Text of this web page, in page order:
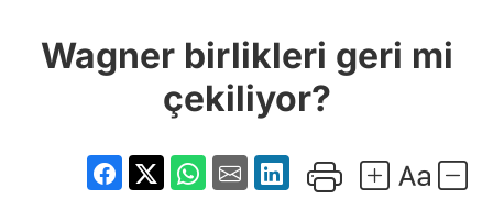
çekiliyor?
Wagner birlikleri geri mi
çekiliyor?